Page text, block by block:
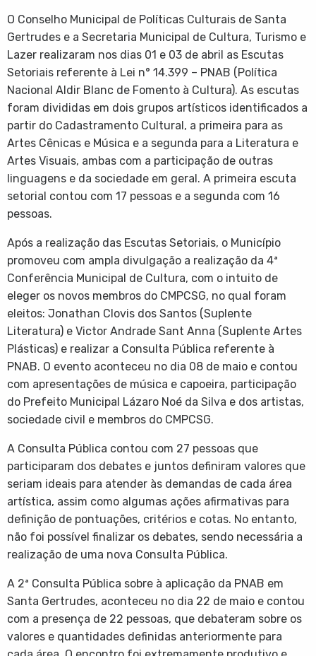
O Conselho Municipal de Políticas Culturais de Santa
Gertrudes e a Secretaria Municipal de Cultura, Turismo e
Lazer realizaram nos dias 01 e 03 de abril as Escutas
Setoriais referente à Lei n° 14.399 – PNAB (Política
Nacional Aldir Blanc de Fomento à Cultura). As escutas
foram divididas em dois grupos artísticos identificados a
partir do Cadastramento Cultural, a primeira para as
Artes Cênicas e Música e a segunda para a Literatura e
Artes Visuais, ambas com a participação de outras
linguagens e da sociedade em geral. A primeira escuta
setorial contou com 17 pessoas e a segunda com 16
pessoas.
Após a realização das Escutas Setoriais, o Município
promoveu com ampla divulgação a realização da 4ª
Conferência Municipal de Cultura, com o intuito de
eleger os novos membros do CMPCSG, no qual foram
eleitos: Jonathan Clovis dos Santos (Suplente
Literatura) e Victor Andrade Sant Anna (Suplente Artes
Plásticas) e realizar a Consulta Pública referente à
PNAB. O evento aconteceu no dia 08 de maio e contou
com apresentações de música e capoeira, participação
do Prefeito Municipal Lázaro Noé da Silva e dos artistas,
sociedade civil e membros do CMPCSG.
A Consulta Pública contou com 27 pessoas que
participaram dos debates e juntos definiram valores que
seriam ideais para atender às demandas de cada área
artística, assim como algumas ações afirmativas para
definição de pontuações, critérios e cotas. No entanto,
não foi possível finalizar os debates, sendo necessária a
realização de uma nova Consulta Pública.
A 2ª Consulta Pública sobre à aplicação da PNAB em
Santa Gertrudes, aconteceu no dia 22 de maio e contou
com a presença de 22 pessoas, que debateram sobre os
valores e quantidades definidas anteriormente para